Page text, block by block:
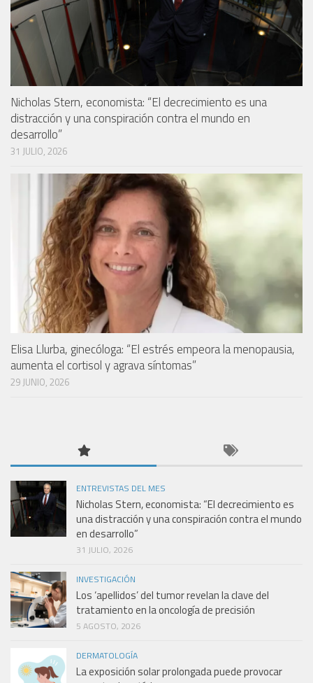
Nicholas Stern, economista: “El decrecimiento es una
distracción y una conspiración contra el mundo en
desarrollo”
31 JULIO, 2026
Elisa Llurba, ginecóloga: “El estrés empeora la menopausia,
aumenta el cortisol y agrava síntomas”
29 JUNIO, 2026
ENTREVISTAS DEL MES
Nicholas Stern, economista: “El decrecimiento es
una distracción y una conspiración contra el mundo
en desarrollo”
31 JULIO, 2026
INVESTIGACIÓN
Los ‘apellidos’ del tumor revelan la clave del
tratamiento en la oncología de precisión
5 AGOSTO, 2026
DERMATOLOGÍA
La exposición solar prolongada puede provocar